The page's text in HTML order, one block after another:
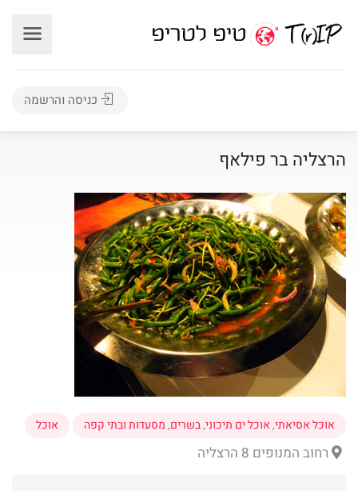
כניסה והרשמה
הרצליה בר פילאף
אוכל אסיאתי,אוכל ים תיכוני,בשרים,מסעדות ובתי קפה אוכל
רחוב המנופים 8 הרצליה